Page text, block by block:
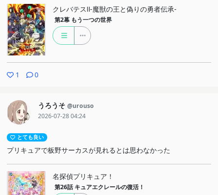
クレバテスⅡ-魔獣の王と偽りの勇者伝承-
第2幕 もう一つの世界
1 0
うろうそ @urouso
2026-07-28 04:24
とても良い
プリキュアで板野サーカスが見れるとは思わなかった
名探偵プリキュア！
第26話 キュアエクレールの復活！